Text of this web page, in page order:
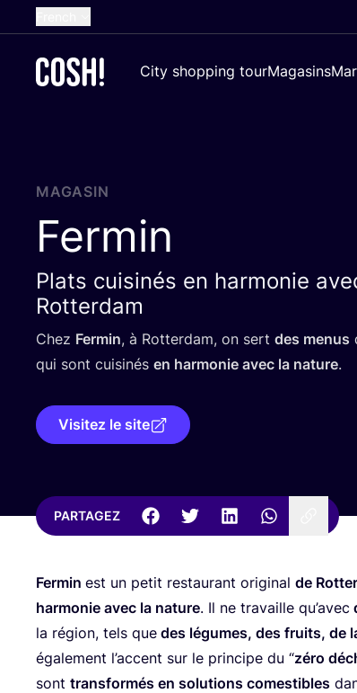
Dutch
Croatian
City shopping tourMagasins
MAGASIN
Fermin
Plats cuisinés en harmonie
Rotterdam
Chez Fer­min, à Rot­ter­dam, on sert des menus
qui sont cui­si­nés en har­mo­nie avec la nature.
Visitez le site
PARTAGEZ
Fer­min est un petit res­tau­rant ori­gi­nal de
har­mo­nie avec la nature. Il ne tra­vaille qu’a­vec
la région, tels que des légumes, des fruits, de
éga­le­ment l’ac­cent sur le prin­cipe du “zéro
sont trans­for­més en solu­tions comes­tibles